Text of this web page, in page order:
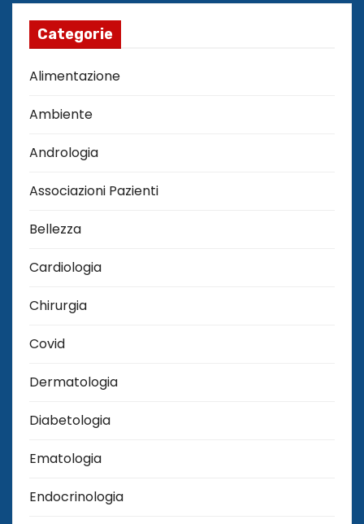
Categorie
Alimentazione
Ambiente
Andrologia
Associazioni Pazienti
Bellezza
Cardiologia
Chirurgia
Covid
Dermatologia
Diabetologia
Ematologia
Endocrinologia